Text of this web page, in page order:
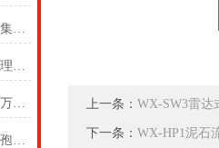
数字化校园气象站——一款高度集成的校园小型气象站实施方案
化工气象站——一款提高安全管理水平的化工厂气象站 2024万象环境
超声波公园自动气象站——一款万变不离其宗的超声波实时自动气象站
孢子捕捉仪——一款让人热爱的孢子分析仪2024(万象推送)
上一条： WX-SW3雷达
下一条： WX-HP1泥石